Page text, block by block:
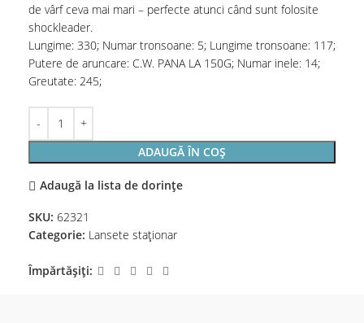
de vârf ceva mai mari – perfecte atunci când sunt folosite
shockleader.
Lungime: 330; Numar tronsoane: 5; Lungime tronsoane: 117;
Putere de aruncare: C.W. PANA LA 150G; Numar inele: 14;
Greutate: 245;
ADAUGĂ ÎN COȘ
Adaugă la lista de dorințe
SKU: 62321
Categorie: Lansete staţionar
Împărtășiți: